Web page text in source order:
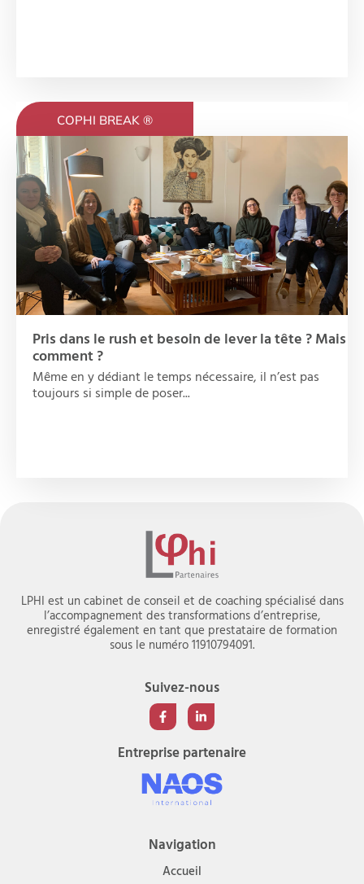
COPHI BREAK ®
Pris dans le rush et besoin de lever la tête ? Mais
comment ?
Même en y dédiant le temps nécessaire, il n’est pas
toujours si simple de poser...
LPHI est un cabinet de conseil et de coaching spécialisé dans
l’accompagnement des transformations d’entreprise,
enregistré également en tant que prestataire de formation
sous le numéro 11910794091.
Suivez-nous
Entreprise partenaire
Navigation
Accueil